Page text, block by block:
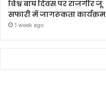
विश्व बाघ दिवस पर राजगीर जू
सफारी में जागरूकता कार्यक्रम
1 week ago